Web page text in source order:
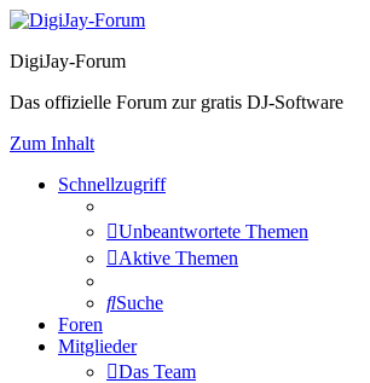
DigiJay-Forum
Das offizielle Forum zur gratis DJ-Software
Zum Inhalt
Schnellzugriff
Unbeantwortete Themen
Aktive Themen
Suche
Foren
Mitglieder
Das Team